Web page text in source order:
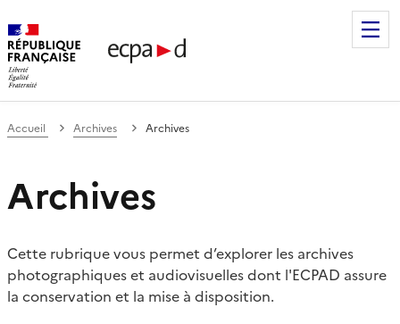
de communication et de production
Accueil Archives Archives
Archives
Cette rubrique vous permet d’explorer les archives
photographiques et audiovisuelles dont l'ECPAD assure
la conservation et la mise à disposition.